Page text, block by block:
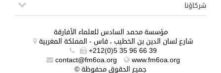
شركاؤنا
مؤسسة محمد السادس للعلماء الأفارقة
شارع لسان الدين بن الخطيب ، فاس - المملكة المغربية
+212(0)5 35 96 66 39
contact@fm6oa.org
www.fm6oa.org
© جميع الحقوق محفوظة